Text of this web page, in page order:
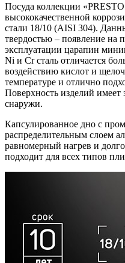
Посуда коллекции
высококачественной
стали 18/10 (AISI 304).
твердостью – появление на
эксплуатации царапин
Ni и Cr сталь отличается
воздействию кислот и
температуре и отлично
Поверхность изделий
снаружи.
Капсулированное дно с
распределительным слоем
равномерный нагрев и
подходит для всех типов